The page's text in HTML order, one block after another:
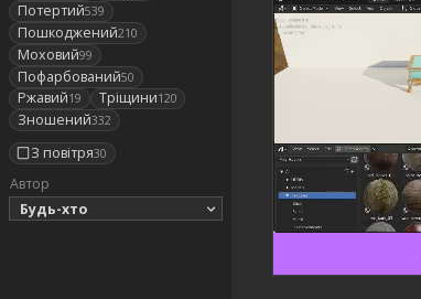
Потертий539
Пошкоджений210
Моховий99
Пофарбований50
Ржавий19 Тріщини120
Зношений332
З повітря30
Автор
Будь-хто